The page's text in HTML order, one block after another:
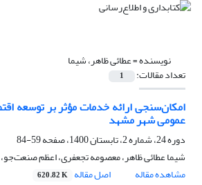
نویسنده =عطائی ظاهر، شیما
تعداد مقالات: 1
امکان‌سنجی ارائه خدمات مؤثر بر توسعه
عمومی شهر مشهد
دوره 24، شماره 2، تابستان 1400، صفحه
59-84
شیما عطائی ظاهر، معصومه تجعفری، اعظم
مشاهده مقاله
اصل مقاله 620.82 K